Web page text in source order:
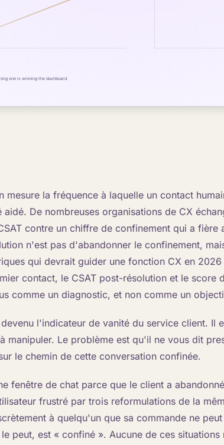
mesure la fréquence à laquelle un contact
aidé. De nombreuses organisations de CX
contre un chiffre de confinement qui a fière
n'est pas d'abandonner le confinement,
qui devrait guider une fonction CX en
contact, le CSAT post-résolution et le score
comme un diagnostic, et non comme un
l'indicateur de vanité du service client. Il
manipuler. Le problème est qu'il ne vous dit
le chemin de cette conversation confinée.
fenêtre de chat parce que le client a
frustré par trois reformulations de la
à quelqu'un que sa commande ne
peut, est « confiné ». Aucune de ces